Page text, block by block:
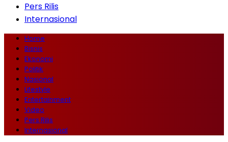
Pers Rilis
Internasional
Home
Bisnis
Ekonomi
Politik
Nasional
Lifestyle
Entertainment
Video
Pers Rilis
Internasional